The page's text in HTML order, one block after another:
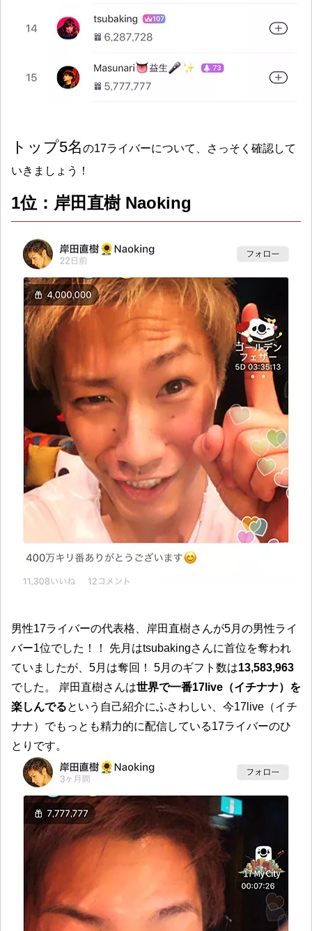
トップ5名の17ライバーについて、さっそく確認して
いきましょう！
1位：岸田直樹 Naoking
男性17ライバーの代表格、岸田直樹さんが5月の男性ライ
バー1位でした！！ 先月はtsubakingさんに首位を奪われ
ていましたが、5月は奪回！ 5月のギフト数は13,583,963
でした。 岸田直樹さんは世界で一番17live（イチナナ）を
楽しんでるという自己紹介にふさわしい、今17live（イチ
ナナ）でもっとも精力的に配信している17ライバーのひ
とりです。